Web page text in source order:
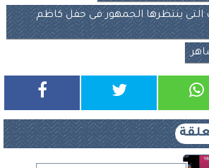
التى ينتظرها الجمهور فى حفل كاظم